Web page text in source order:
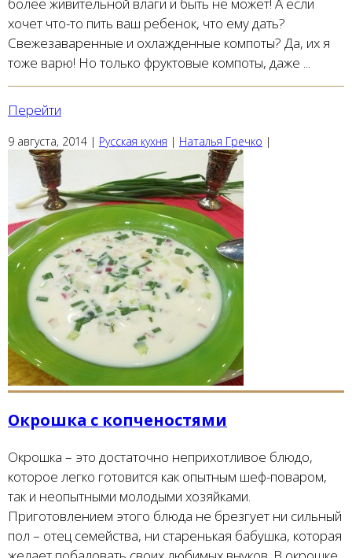
хочет что-то пить ваш ребенок, что ему дать?
Свежезаваренные и охлажденные компоты? Да, их я
тоже варю! Но только фруктовые компоты, даже ...
Перейти
9 августа, 2014 | Русская кухня | Наталья Гречко |
Окрошка с копченостями
Окрошка – это достаточно неприхотливое блюдо,
которое легко готовится как опытным шеф-поваром,
так и неопытными молодыми хозяйками.
Приготовлением этого блюда не брезгует ни сильный
пол – отец семейства, ни старенькая бабушка, которая